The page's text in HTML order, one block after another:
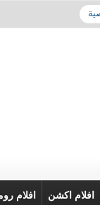
افلام اكشن افلام